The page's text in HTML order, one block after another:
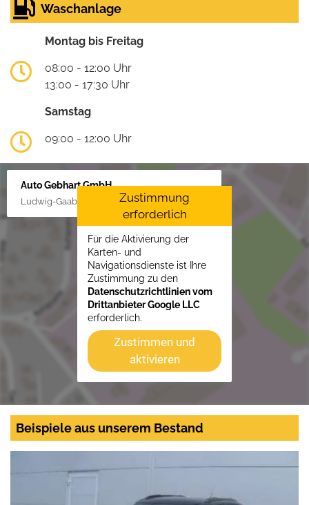
Waschanlage
Montag bis Freitag
08:00 - 12:00 Uhr
13:00 - 17:30 Uhr
Samstag
09:00 - 12:00 Uhr
Auto Gebhart GmbH
Ludwig-Gaab-Str. 4, 88427 Bad Schussenried
Zustimmung
erforderlich
Für die Aktivierung der
Karten- und
Navigationsdienste ist Ihre
Zustimmung zu den
Datenschutzrichtlinien vom
Drittanbieter Google LLC
erforderlich.
Zustimmen und
aktivieren
Beispiele aus unserem Bestand